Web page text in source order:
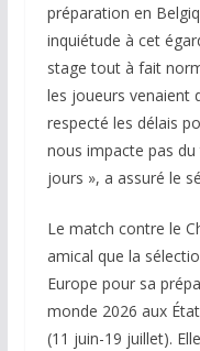
préparation en
inquiétude à cet
stage tout à fait
les joueurs venaient
respecté les délais
nous impacte pas
jours », a assuré le
Le match contre le
amical que la
Europe pour sa
monde 2026 aux
(11 juin-19 juillet).